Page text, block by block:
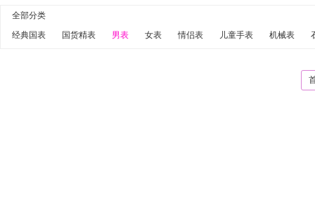
全部分类
经典国表
国货精表 男表 女表 情侣表 儿童手表 机械表